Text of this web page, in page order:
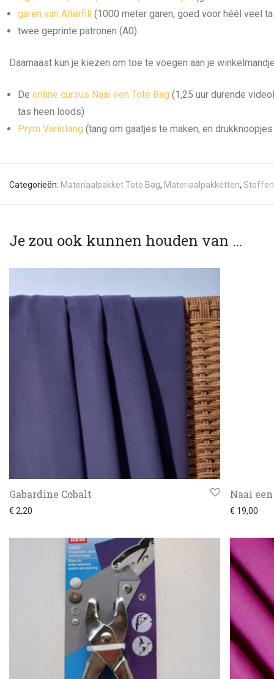
garen van Alterfill (1000 meter garen, goed voor héél veel
twee geprinte patronen (A0).
Daarnaast kun je kiezen om toe te voegen aan je
De online cursus Naai een Tote Bag (1,25 uur durende
tas heen loods)
Prym Variotang (tang om gaatjes te maken, en
Categorieën: Materiaalpakket Tote Bag, Materiaalpakketten, Stoffen
Je zou ook kunnen houden van …
Gabardine Cobalt
€ 2,20
Naai
€ 19,00